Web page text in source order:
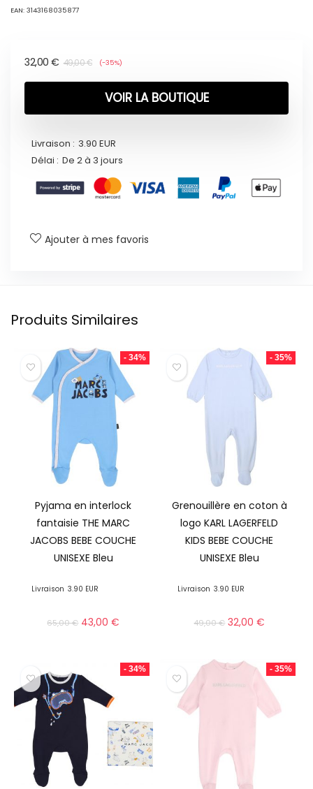
EAN: 3143168035877
49,00€
32,00 € (-35%)
VOIR LA BOUTIQUE
Livraison : 3.90 EUR
Délai : De 2 à 3 jours
Ajouter à mes favoris
Produits Similaires
- 34%
Pyjama en interlock
fantaisie THE MARC
JACOBS BEBE COUCHE
UNISEXE Bleu
Livraison 3.90 EUR
65,00€ 43,00€
- 35%
Grenouillère en coton à
logo KARL LAGERFELD
KIDS BEBE COUCHE
UNISEXE Bleu
Livraison 3.90 EUR
49,00€ 32,00€
- 34% - 35%